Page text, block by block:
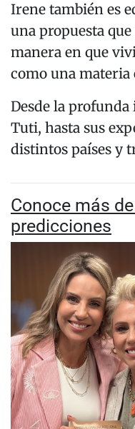
Irene también es
una propuesta
manera en que
como una materia
Desde la
Tuti, hasta sus
distintos países y
Conoce más
predicciones